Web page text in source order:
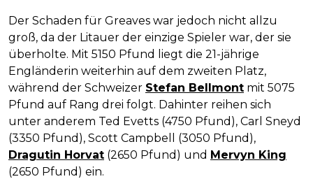
Der Schaden für Greaves war jedoch nicht allzu
groß, da der Litauer der einzige Spieler war, der sie
überholte. Mit 5150 Pfund liegt die 21-jährige
Engländerin weiterhin auf dem zweiten Platz,
während der Schweizer Stefan Bellmont mit 5075
Pfund auf Rang drei folgt. Dahinter reihen sich
unter anderem Ted Evetts (4750 Pfund), Carl Sneyd
(3350 Pfund), Scott Campbell (3050 Pfund),
Dragutin Horvat (2650 Pfund) und Mervyn King
(2650 Pfund) ein.